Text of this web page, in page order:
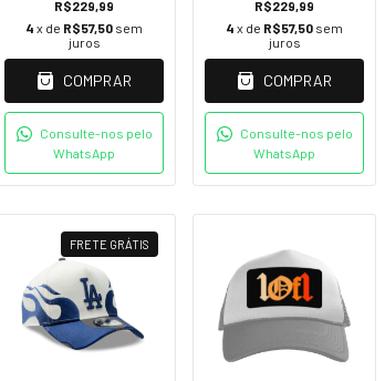
R$229,99
4 x de R$57,50 sem
juros
COMPRAR
Consulte-nos pelo
WhatsApp
R$229,99
4 x de R$57,50 sem
juros
COMPRAR
Consulte-nos pelo
WhatsApp
FRETE GRÁTIS